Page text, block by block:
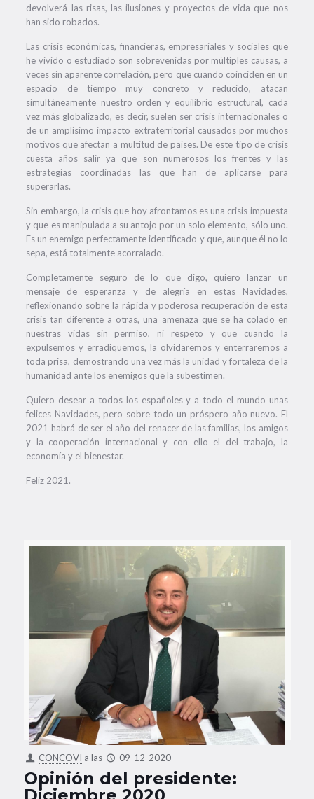
devolverá las risas, las ilusiones y proyectos de vida que nos
han sido robados.
Las crisis económicas, financieras, empresariales y sociales que
he vivido o estudiado son sobrevenidas por múltiples causas, a
veces sin aparente correlación, pero que cuando coinciden en un
espacio de tiempo muy concreto y reducido, atacan
simultáneamente nuestro orden y equilibrio estructural, cada
vez más globalizado, es decir, suelen ser crisis internacionales o
de un amplísimo impacto extraterritorial causados por muchos
motivos que afectan a multitud de países. De este tipo de crisis
cuesta años salir ya que son numerosos los frentes y las
estrategias coordinadas las que han de aplicarse para
superarlas.
Sin embargo, la crisis que hoy afrontamos es una crisis impuesta
y que es manipulada a su antojo por un solo elemento, sólo uno.
Es un enemigo perfectamente identificado y que, aunque él no lo
sepa, está totalmente acorralado.
Completamente seguro de lo que digo, quiero lanzar un
mensaje de esperanza y de alegría en estas Navidades,
reflexionando sobre la rápida y poderosa recuperación de esta
crisis tan diferente a otras, una amenaza que se ha colado en
nuestras vidas sin permiso, ni respeto y que cuando la
expulsemos y erradiquemos, la olvidaremos y enterraremos a
toda prisa, demostrando una vez más la unidad y fortaleza de la
humanidad ante los enemigos que la subestimen.
Quiero desear a todos los españoles y a todo el mundo unas
felices Navidades, pero sobre todo un próspero año nuevo. El
2021 habrá de ser el año del renacer de las familias, los amigos
y la cooperación internacional y con ello el del trabajo, la
economía y el bienestar.
Feliz 2021.
CONCOVI a las 09-12-2020
Opinión del presidente: